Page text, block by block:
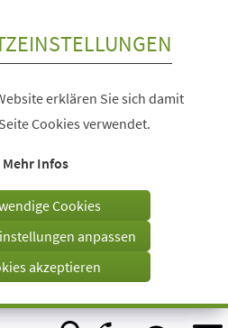
erklären Sie sich damit
Cookies verwendet.
Mehr Infos
Cookies
anpassen
akzeptieren